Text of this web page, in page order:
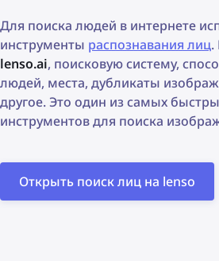
Для поиска людей в интернете
инструменты распознавания лиц.
lenso.ai, поисковую систему,
людей, места, дубликаты
другое. Это один из самых
инструментов для поиска
Открыть поиск лиц на lenso